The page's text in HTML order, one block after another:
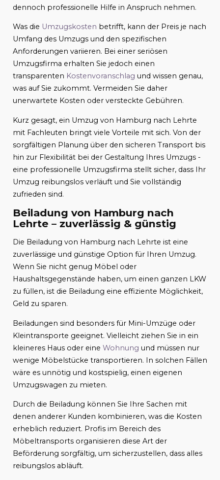
dennoch professionelle Hilfe in Anspruch nehmen.
Was die Umzugskosten betrifft, kann der Preis je nach
Umfang des Umzugs und den spezifischen
Anforderungen variieren. Bei einer seriösen
Umzugsfirma erhalten Sie jedoch einen
transparenten Kostenvoranschlag und wissen genau,
was auf Sie zukommt. Vermeiden Sie daher
unerwartete Kosten oder versteckte Gebühren.
Kurz gesagt, ein Umzug von Hamburg nach Lehrte
mit Fachleuten bringt viele Vorteile mit sich. Von der
sorgfältigen Planung über den sicheren Transport bis
hin zur Flexibilität bei der Gestaltung Ihres Umzugs -
eine professionelle Umzugsfirma stellt sicher, dass Ihr
Umzug reibungslos verläuft und Sie vollständig
zufrieden sind.
Beiladung von Hamburg nach
Lehrte – zuverlässig & günstig
Die Beiladung von Hamburg nach Lehrte ist eine
zuverlässige und günstige Option für Ihren Umzug.
Wenn Sie nicht genug Möbel oder
Haushaltsgegenstände haben, um einen ganzen LKW
zu füllen, ist die Beiladung eine effiziente Möglichkeit,
Geld zu sparen.
Beiladungen sind besonders für Mini-Umzüge oder
Kleintransporte geeignet. Vielleicht ziehen Sie in ein
kleineres Haus oder eine Wohnung und müssen nur
wenige Möbelstücke transportieren. In solchen Fällen
wäre es unnötig und kostspielig, einen eigenen
Umzugswagen zu mieten.
Durch die Beiladung können Sie Ihre Sachen mit
denen anderer Kunden kombinieren, was die Kosten
erheblich reduziert. Profis im Bereich des
Möbeltransports organisieren diese Art der
Beförderung sorgfältig, um sicherzustellen, dass alles
reibungslos abläuft.